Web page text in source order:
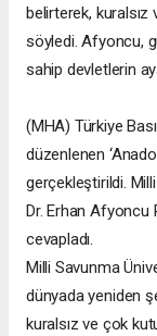
belirterek,
söyledi. Afyoncu,
sahip devletlerin
(MHA) Türkiye
düzenlenen
gerçekleştirildi.
Dr. Erhan Afyoncu
cevapladı.
Milli Savunma
dünyada yeniden
kuralsız ve çok